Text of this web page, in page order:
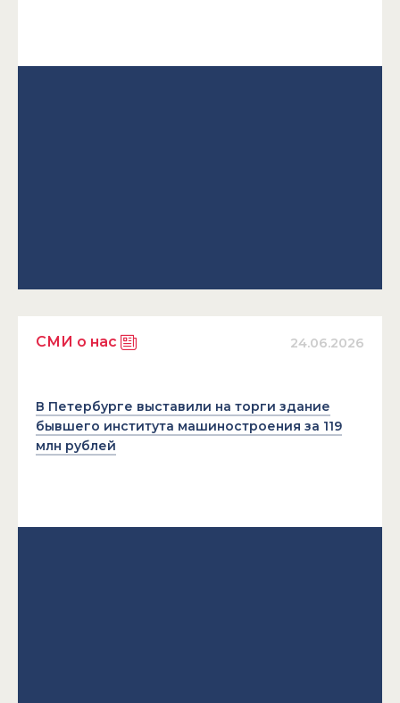
СМИ о нас 24.06.2026
В Петербурге выставили на торги здание
бывшего института машиностроения за 119
млн рублей